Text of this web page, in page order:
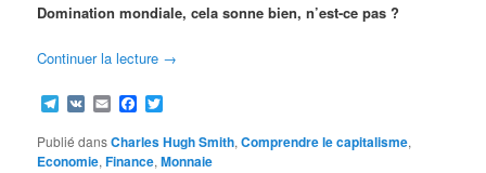
Domination mondiale, cela sonne bien, n’est-ce pas ?
Continuer la lecture →
Telegram
VK EmailFacebook
Publié dansCharles Hugh Smith,Comprendre le capitalisme,
Economie,Finance,Monnaie